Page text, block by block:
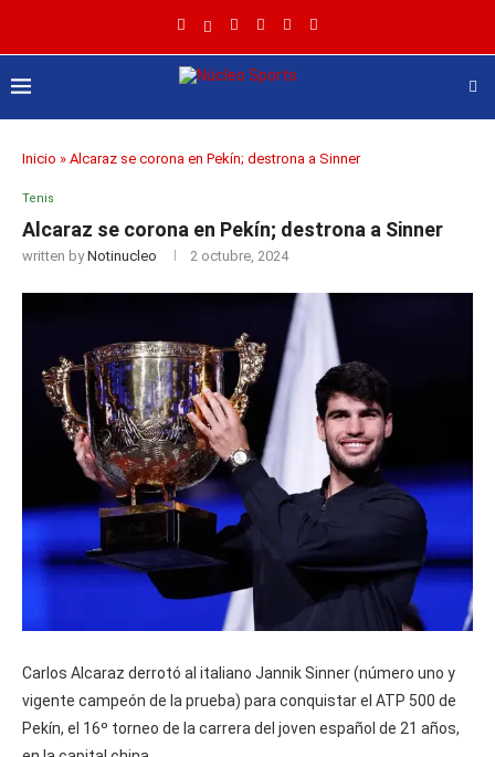
Inicio » Alcaraz se corona en Pekín; destrona a Sinner
Tenis
Alcaraz se corona en Pekín; destrona a Sinner
written byNotinucleo 2 octubre, 2024
Carlos Alcaraz derrotó al italiano Jannik Sinner (número uno y
vigente campeón de la prueba) para conquistar el ATP 500 de
Pekín, el 16º torneo de la carrera del joven español de 21 años,